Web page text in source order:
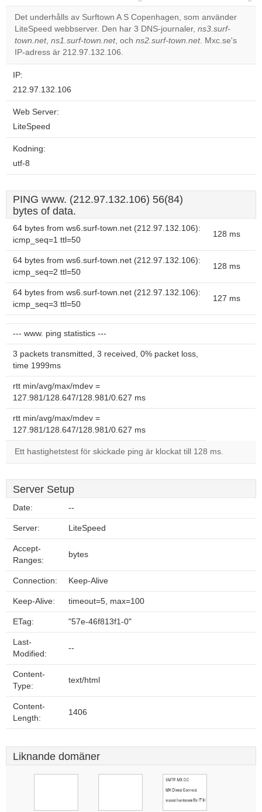
correctly.
Do you
own this
OK
Det underhålls av Surftown A S Copenhagen, som använder
LiteSpeed webbserver. Den har 3 DNS-journaler, ns3.surf-
town.net, ns1.surf-town.net, och ns2.surf-town.net. Mxc.se's
IP-adress är 212.97.132.106.
IP:
212.97.132.106
Web Server:
LiteSpeed
Kodning:
utf-8
PING www. (212.97.132.106) 56(84)
bytes of data.
64 bytes from ws6.surf-town.net (212.97.132.106):
icmp_seq=1 ttl=50
128 ms
64 bytes from ws6.surf-town.net (212.97.132.106):
icmp_seq=2 ttl=50
128 ms
64 bytes from ws6.surf-town.net (212.97.132.106):
icmp_seq=3 ttl=50
127 ms
--- www. ping statistics ---
3 packets transmitted, 3 received, 0% packet loss,
time 1999ms
rtt min/avg/max/mdev =
127.981/128.647/128.981/0.627 ms
rtt min/avg/max/mdev =
127.981/128.647/128.981/0.627 ms
Ett hastighetstest för skickade ping är klockat till 128 ms.
Server Setup
Date: --
Server: LiteSpeed
Accept-
Ranges:
bytes
Connection: Keep-Alive
Keep-Alive: timeout=5, max=100
ETag: "57e-46f813f1-0"
Last-
Modified:
--
Content-
Type:
text/html
Content-
Length:
1406
Liknande domäner